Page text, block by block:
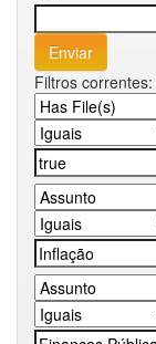
Filtros correntes: